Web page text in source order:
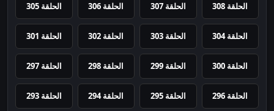
الحلقة 308 الحلقة 307 الحلقة 306 الحلقة 305
الحلقة 304 الحلقة 303 الحلقة 302 الحلقة 301
الحلقة 300 الحلقة 299 الحلقة 298 الحلقة 297
الحلقة 296 الحلقة 295 الحلقة 294 الحلقة 293